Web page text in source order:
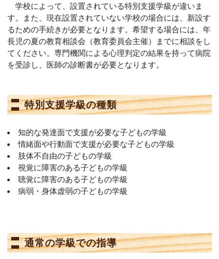
学校によって、設置されている特別支援学級が違いま
す。また、現在設置されていない学校の場合には、新設す
るための手続きが必要となります。希望する場合には、年
長児の夏の教育相談会（教育委員会主催）までに相談をし
てください。専門機関による心理判定の結果を持って病院
を受診し、医師の診断書が必要となります。
特別支援学級の種類
知的な発達面で支援が必要な子どもの学級
情緒面や行動面で支援が必要な子どもの学級
肢体不自由の子どもの学級
視覚に障害のある子どもの学級
聴覚に障害のある子どもの学級
病弱・身体虚弱の子どもの学級
通常の学級での指導